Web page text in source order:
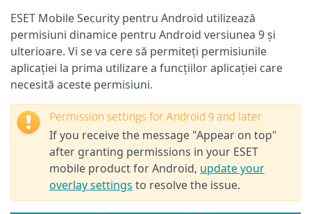
ESET Mobile Security pentru Android utilizează
permisiuni dinamice pentru Android versiunea 9 și
ulterioare. Vi se va cere să permiteți permisiunile
aplicației la prima utilizare a funcțiilor aplicației care
necesită aceste permisiuni.
Permission settings for Android 9 and later
If you receive the message "Appear on top"
after granting permissions in your ESET
mobile product for Android, update your
overlay settings to resolve the issue.